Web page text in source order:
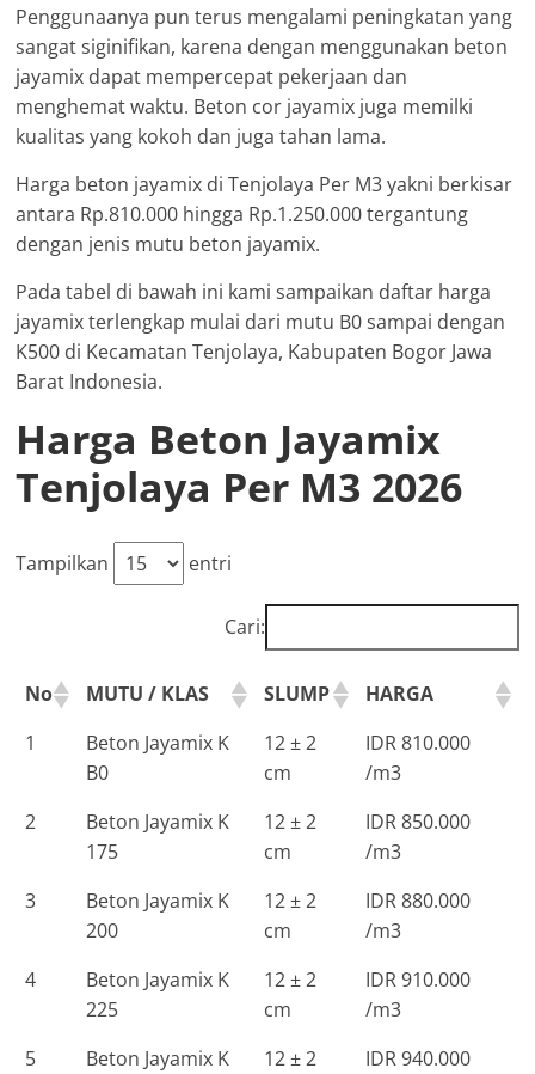
Penggunaanya pun terus mengalami peningkatan yang
sangat siginifikan, karena dengan menggunakan beton
jayamix dapat mempercepat pekerjaan dan
menghemat waktu. Beton cor jayamix juga memilki
kualitas yang kokoh dan juga tahan lama.
Harga beton jayamix di Tenjolaya Per M3 yakni berkisar
antara Rp.810.000 hingga Rp.1.250.000 tergantung
dengan jenis mutu beton jayamix.
Pada tabel di bawah ini kami sampaikan daftar harga
jayamix terlengkap mulai dari mutu B0 sampai dengan
K500 di Kecamatan Tenjolaya, Kabupaten Bogor Jawa
Barat Indonesia.
Harga Beton Jayamix
Tenjolaya Per M3 2026
Tampilkan entri
Cari:
No MUTU / KLAS SLUMP
HARGA
1
Beton Jayamix K
B0
12 ± 2
cm
IDR 810.000
/m3
2
Beton Jayamix K
175
12 ± 2
cm
IDR 850.000
/m3
3
Beton Jayamix K
200
12 ± 2
cm
IDR 880.000
/m3
4
Beton Jayamix K
225
12 ± 2
cm
IDR 910.000
/m3
5
Beton Jayamix K
12 ± 2
IDR 940.000